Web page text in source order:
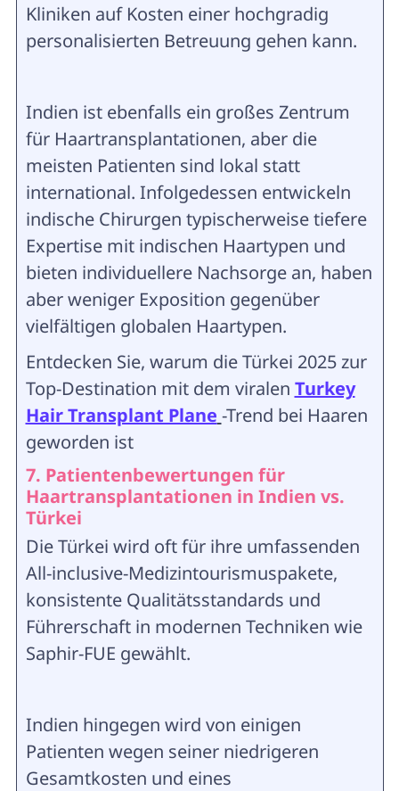
Kliniken auf Kosten einer hochgradig
personalisierten Betreuung gehen kann.
Indien ist ebenfalls ein großes Zentrum
für Haartransplantationen, aber die
meisten Patienten sind lokal statt
international. Infolgedessen entwickeln
indische Chirurgen typischerweise tiefere
Expertise mit indischen Haartypen und
bieten individuellere Nachsorge an, haben
aber weniger Exposition gegenüber
vielfältigen globalen Haartypen.
Entdecken Sie, warum die Türkei 2025 zur
Top-Destination mit dem viralen Turkey
Hair Transplant Plane -Trend bei Haaren
geworden ist
7. Patientenbewertungen für
Haartransplantationen in Indien vs.
Türkei
Die Türkei wird oft für ihre umfassenden
All-inclusive-Medizintourismuspakete,
konsistente Qualitätsstandards und
Führerschaft in modernen Techniken wie
Saphir-FUE gewählt.
Indien hingegen wird von einigen
Patienten wegen seiner niedrigeren
Gesamtkosten und eines